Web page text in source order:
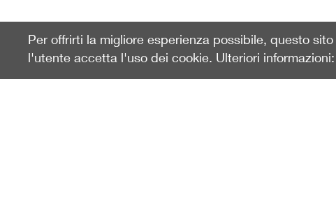
Per offrirti la migliore esperienza possibile, questo
l'utente accetta l'uso dei cookie. Ulteriori informazioni: